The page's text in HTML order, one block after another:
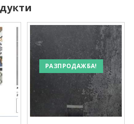
РАЗПРОДАЖБА!